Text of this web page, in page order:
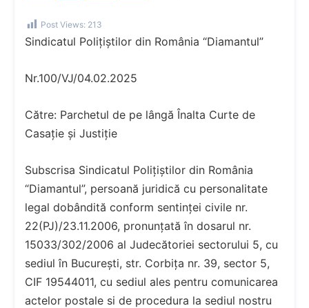
Post Views: 213
Sindicatul Polițiștilor din România “Diamantul”
Nr.100/VJ/04.02.2025
Către: Parchetul de pe lângă Înalta Curte de
Casație și Justiție
Subscrisa Sindicatul Polițiștilor din România
“Diamantul”, persoană juridică cu personalitate
legal dobândită conform sentinței civile nr.
22(PJ)/23.11.2006, pronunțată în dosarul nr.
15033/302/2006 al Judecătoriei sectorului 5, cu
sediul în București, str. Corbița nr. 39, sector 5,
CIF 19544011, cu sediul ales pentru comunicarea
actelor postale si de procedura la sediul nostru